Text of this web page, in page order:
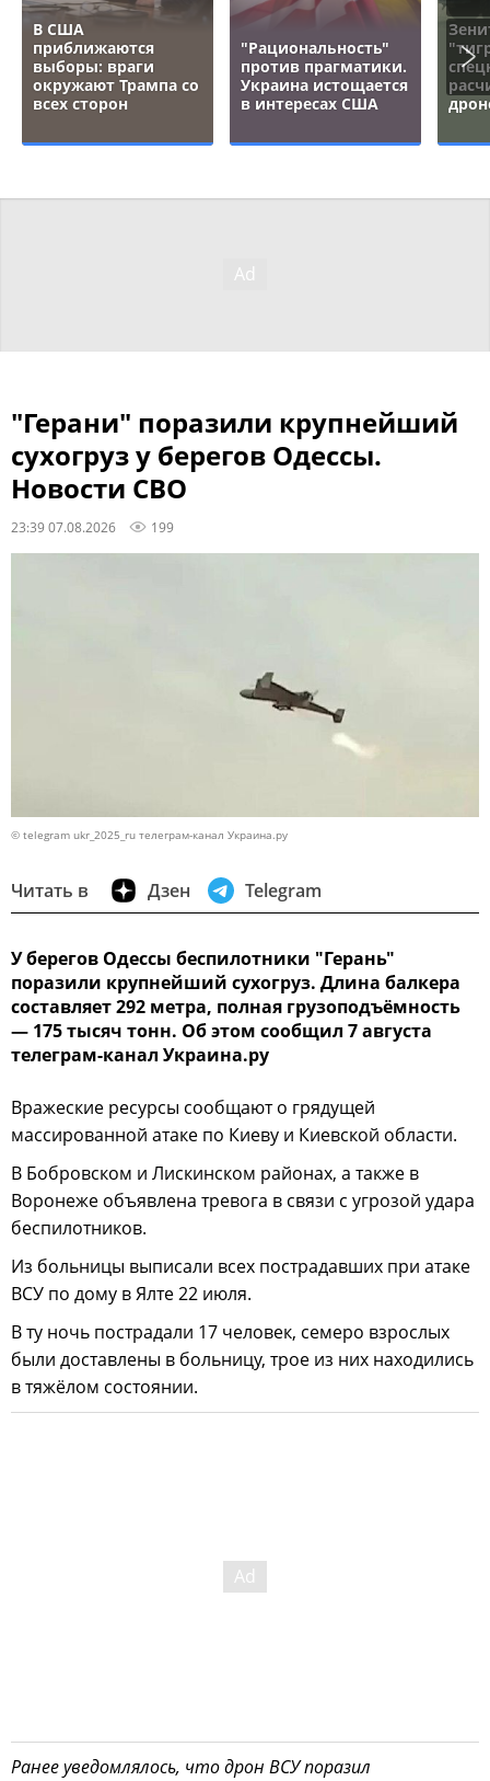
В США
приближаются
выборы: враги
окружают Трампа со
всех сторон
"Рациональность"
против прагматики.
Украина истощается
в интересах США
"Герани" поразили крупнейший
сухогруз у берегов Одессы.
Новости СВО
23:39 07.08.2026 199
© telegram ukr_2025_ru телеграм-канал Украина.ру
Читать в Дзен Telegram
У берегов Одессы беспилотники "Герань"
поразили крупнейший сухогруз. Длина балкера
составляет 292 метра, полная грузоподъёмность
— 175 тысяч тонн. Об этом сообщил 7 августа
телеграм-канал Украина.ру
Вражеские ресурсы сообщают о грядущей
массированной атаке по Киеву и Киевской области.
В Бобровском и Лискинском районах, а также в
Воронеже объявлена тревога в связи с угрозой удара
беспилотников.
Из больницы выписали всех пострадавших при атаке
ВСУ по дому в Ялте 22 июля.
В ту ночь пострадали 17 человек, семеро взрослых
были доставлены в больницу, трое из них находились
в тяжёлом состоянии.
Ранее уведомлялось, что дрон ВСУ поразил